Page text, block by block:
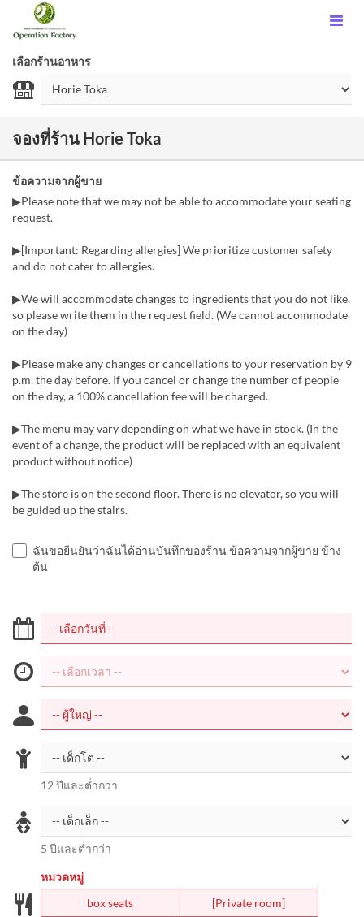
เลือกร้านอาหาร
จองที่ร้าน Horie Toka
ข้อความจากผู้ขาย
▶Please note that we may not be able to accommodate your seating
request.
▶[Important: Regarding allergies] We prioritize customer safety
and do not cater to allergies.
▶We will accommodate changes to ingredients that you do not like,
so please write them in the request field. (We cannot accommodate
on the day)
▶Please make any changes or cancellations to your reservation by 9
p.m. the day before. If you cancel or change the number of people
on the day, a 100% cancellation fee will be charged.
▶The menu may vary depending on what we have in stock. (In the
event of a change, the product will be replaced with an equivalent
product without notice)
▶The store is on the second floor. There is no elevator, so you will
be guided up the stairs.
ฉันขอยืนยันว่าฉันได้อ่านบันทึกของร้าน ข้อความจากผู้ขาย ข้าง
ต้น
12 ปีและต่ำกว่า
5 ปีและต่ำกว่า
หมวดหมู่
box seats
[Private room]